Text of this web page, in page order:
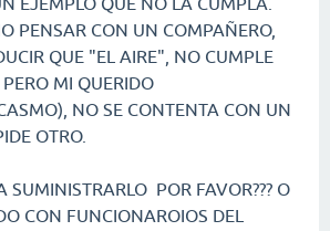
PENSAR CON UN COMPAÑERO,
QUE "EL AIRE", NO CUMPLE
MI QUERIDO
NO SE CONTENTA CON UN
OTRO.
SUMINISTRARLO POR FAVOR??? O
CON FUNCIONAROIOS DEL